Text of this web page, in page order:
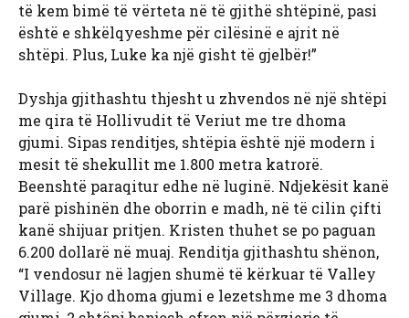
të kem bimë të vërteta në të gjithë shtëpinë, pasi
është e shkëlqyeshme për cilësinë e ajrit në
shtëpi. Plus, Luke ka një gisht të gjelbër!”
Dyshja gjithashtu thjesht u zhvendos në një shtëpi
me qira të Hollivudit të Veriut me tre dhoma
gjumi. Sipas renditjes, shtëpia është një modern i
mesit të shekullit me 1.800 metra katrorë.
Beenshtë paraqitur edhe në luginë. Ndjekësit kanë
parë pishinën dhe oborrin e madh, në të cilin çifti
kanë shijuar pritjen. Kristen thuhet se po paguan
6.200 dollarë në muaj. Renditja gjithashtu shënon,
“I vendosur në lagjen shumë të kërkuar të Valley
Village. Kjo dhoma gjumi e lezetshme me 3 dhoma